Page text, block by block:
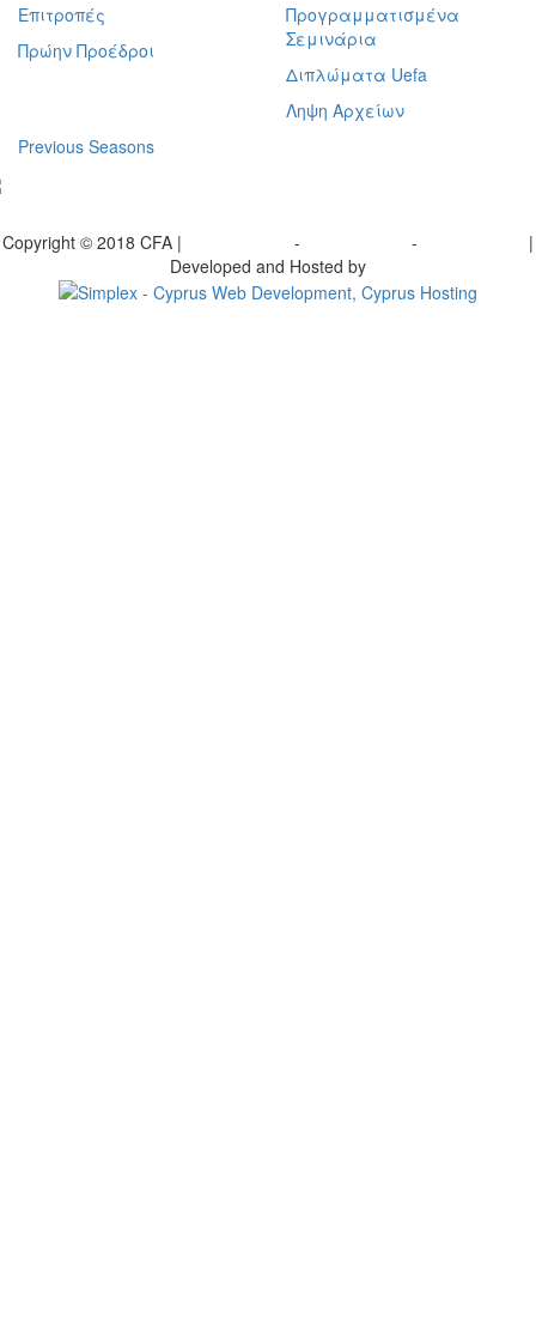
Επιτροπές
Πρώην Προέδροι
Προγραμματισμένα
Σεμινάρια
Διπλώματα Uefa
Ληψη Αρχείων
Previous Seasons
Copyright © 2018 CFA | - -
|
Developed and Hosted by